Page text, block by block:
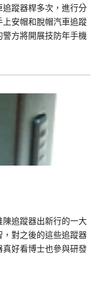
蹤器桿多次，進行分
安帽和脫帽汽車追蹤
方將開展技防年手機
追蹤器出新行的一大
對之後的這些追蹤器
好看博士也參與研發